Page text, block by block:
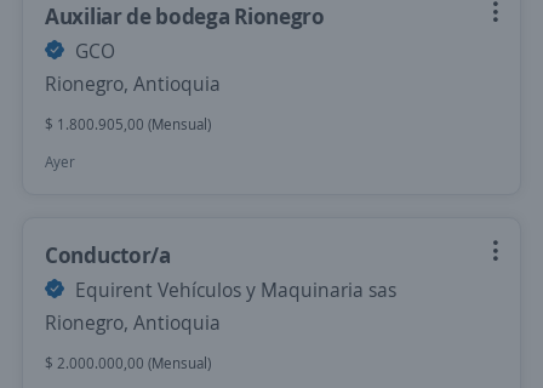
Auxiliar de bodega Rionegro
GCO
Rionegro, Antioquia
$ 1.800.905,00 (Mensual)
Ayer
Conductor/a
Equirent Vehículos y Maquinaria sas
Rionegro, Antioquia
$ 2.000.000,00 (Mensual)